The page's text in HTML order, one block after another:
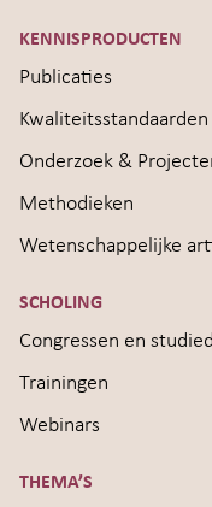
KENNISPRODUCTEN
Publicaties
Kwaliteitsstandaarden
Onderzoek &
Methodieken
Wetenschappelijke
SCHOLING
Congressen en
Trainingen
Webinars
THEMA’S